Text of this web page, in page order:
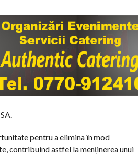
pentru a elimina în mod
contribuind astfel la menținerea unui